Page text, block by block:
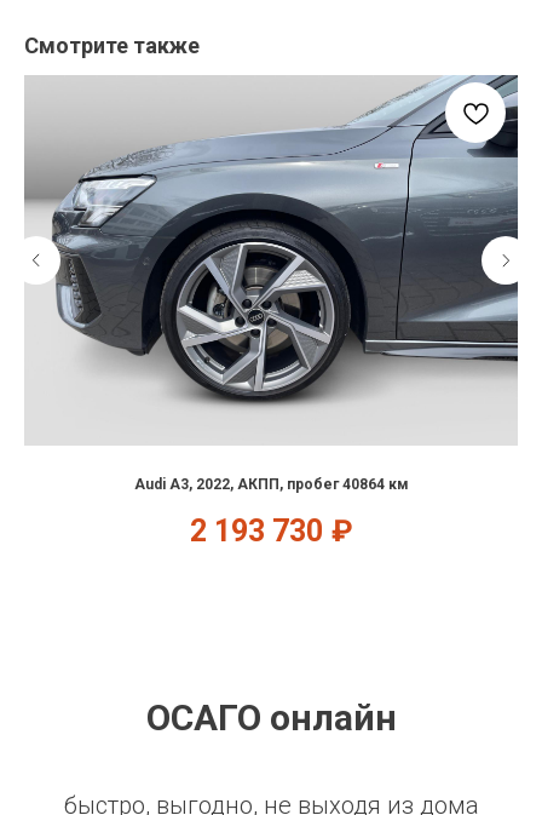
Смотрите также
Audi A3, 2022, АКПП, пробег 40864 км
2 193 730 ₽
ОСАГО онлайн
быстро, выгодно, не выходя из дома